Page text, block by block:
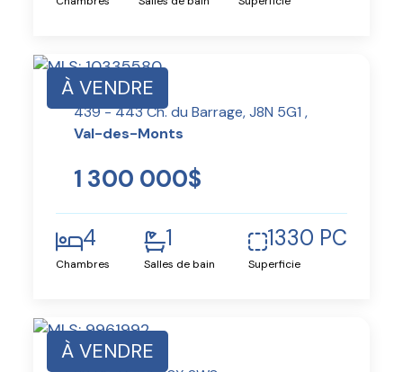
À VENDRE
439 - 443 Ch. du Barrage, J8N 5G1 ,
Val-des-Monts
1 300 000$
4
Chambres
1
Salles de bain
1330 PC
Superficie
À VENDRE